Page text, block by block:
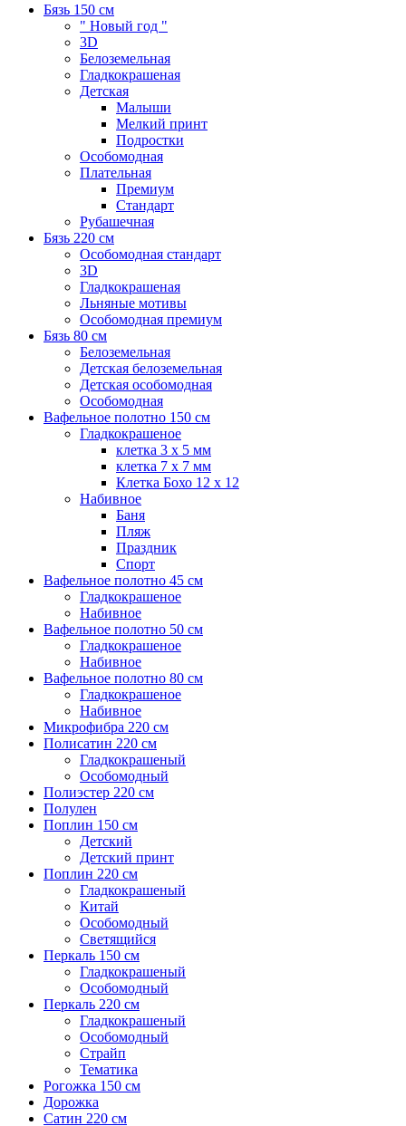
Бязь 150 см
" Новый год "
3D
Белоземельная
Гладкокрашеная
Детская
Малыши
Мелкий принт
Подростки
Особомодная
Плательная
Премиум
Стандарт
Рубашечная
Бязь 220 см
Особомодная стандарт
3D
Гладкокрашеная
Льняные мотивы
Особомодная премиум
Бязь 80 см
Белоземельная
Детская белоземельная
Детская особомодная
Особомодная
Вафельное полотно 150 см
Гладкокрашеное
клетка 3 х 5 мм
клетка 7 х 7 мм
Клетка Бохо 12 x 12
Набивное
Баня
Пляж
Праздник
Спорт
Вафельное полотно 45 см
Гладкокрашеное
Набивное
Вафельное полотно 50 см
Гладкокрашеное
Набивное
Вафельное полотно 80 см
Гладкокрашеное
Набивное
Микрофибра 220 см
Полисатин 220 см
Гладкокрашеный
Особомодный
Полиэстер 220 см
Полулен
Поплин 150 см
Детский
Детский принт
Поплин 220 см
Гладкокрашеный
Китай
Особомодный
Светящийся
Перкаль 150 см
Гладкокрашеный
Особомодный
Перкаль 220 см
Гладкокрашеный
Особомодный
Страйп
Тематика
Рогожка 150 см
Дорожка
Сатин 220 см